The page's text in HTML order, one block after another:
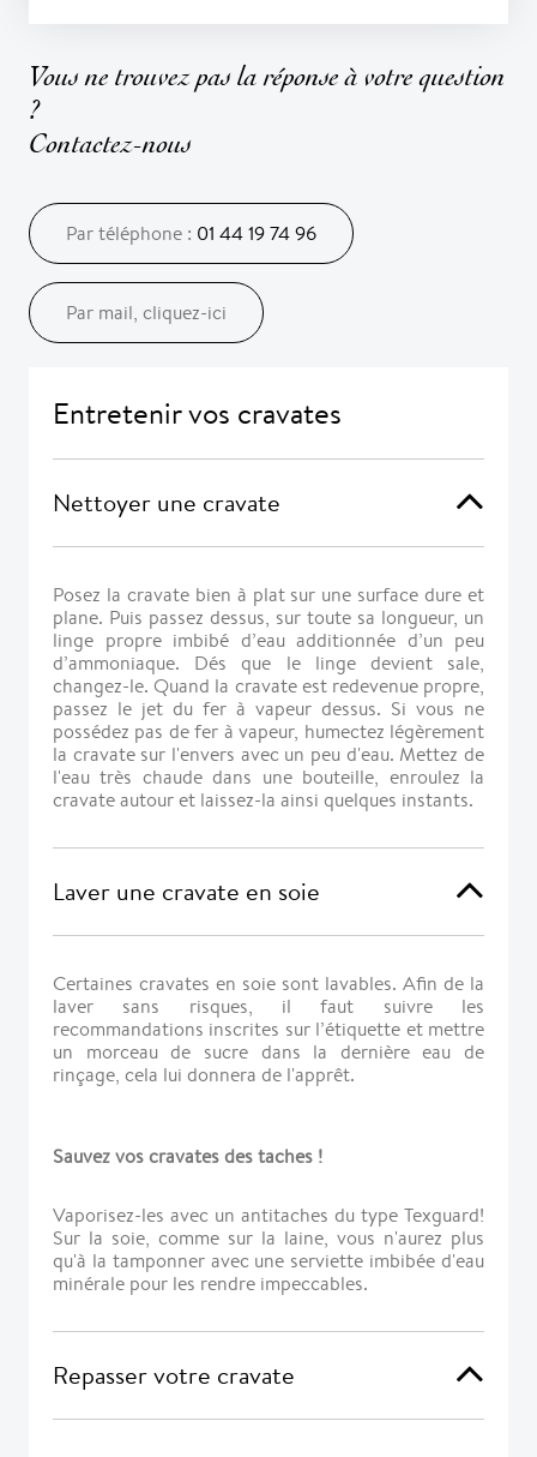
Vous ne trouvez pas la réponse à votre question
?
Contactez-nous
Par téléphone : 01 44 19 74 96
Par mail, cliquez-ici
Entretenir vos cravates
Nettoyer une cravate
Posez la cravate bien à plat sur une surface dure et
plane. Puis passez dessus, sur toute sa longueur, un
linge propre imbibé d’eau additionnée d’un peu
d’ammoniaque. Dés que le linge devient sale,
changez-le. Quand la cravate est redevenue propre,
passez le jet du fer à vapeur dessus. Si vous ne
possédez pas de fer à vapeur, humectez légèrement
la cravate sur l'envers avec un peu d'eau. Mettez de
l'eau très chaude dans une bouteille, enroulez la
cravate autour et laissez-la ainsi quelques instants.
Laver une cravate en soie
Certaines cravates en soie sont lavables. Afin de la
laver sans risques, il faut suivre les
recommandations inscrites sur l’étiquette et mettre
un morceau de sucre dans la dernière eau de
rinçage, cela lui donnera de l'apprêt.
Sauvez vos cravates des taches !
Vaporisez-les avec un antitaches du type Texguard!
Sur la soie, comme sur la laine, vous n'aurez plus
qu'à la tamponner avec une serviette imbibée d'eau
minérale pour les rendre impeccables.
Repasser votre cravate